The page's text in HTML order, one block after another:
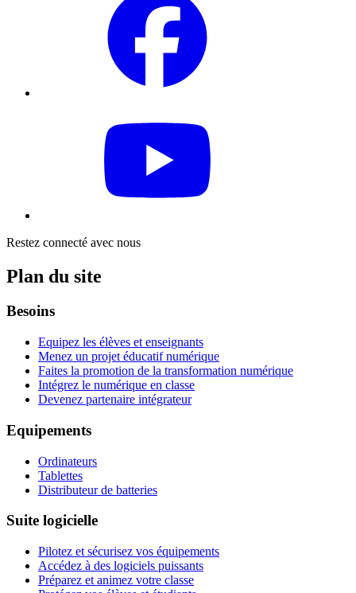
Restez connecté avec nous
Plan du site
Besoins
Equipez les élèves et enseignants
Menez un projet éducatif numérique
Faites la promotion de la transformation numérique
Intégrez le numérique en classe
Devenez partenaire intégrateur
Equipements
Ordinateurs
Tablettes
Distributeur de batteries
Suite logicielle
Pilotez et sécurisez vos équipements
Accédez à des logiciels puissants
Préparez et animez votre classe